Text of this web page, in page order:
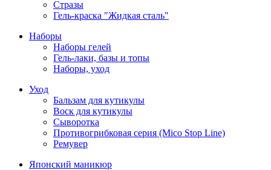
Стразы
Гель-краска "Жидкая сталь"
Наборы
Наборы гелей
Гель-лаки, базы и топы
Наборы, уход
Уход
Бальзам для кутикулы
Воск для кутикулы
Сыворотка
Противогрибковая серия (Mico Stop Line)
Ремувер
Японский маникюр